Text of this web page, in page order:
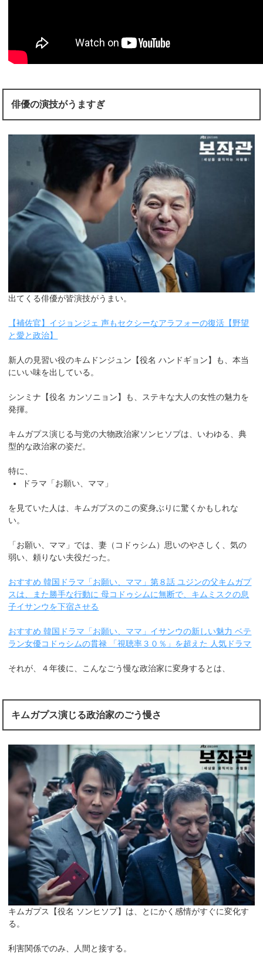
俳優の演技がうますぎ
出てくる俳優が皆演技がうまい。
【補佐官】イジョンジェ 声もセクシーなアラフォーの復活【野望
と愛と政治】
新人の見習い役のキムドンジュン【役名 ハンドギョン】も、本当
にいい味を出している。
シンミナ【役名 カンソニョン】も、ステキな大人の女性の魅力を
発揮。
キムガプス演じる与党の大物政治家ソンヒソプは、いわゆる、典
型的な政治家の姿だ。
特に、
ドラマ「お願い、ママ」
を見ていた人は、キムガプスのこの変身ぶりに驚くかもしれな
い。
「お願い、ママ」では、妻（コドゥシム）思いのやさしく、気の
弱い、頼りない夫役だった。
おすすめ 韓国ドラマ「お願い、ママ」第８話 ユジンの父キムガプ
スは、また勝手な行動に 母コドゥシムに無断で、キムミスクの息
子イサンウを下宿させる
おすすめ 韓国ドラマ「お願い、ママ」イサンウの新しい魅力 ベテ
ラン女優コドゥシムの貫禄 「視聴率３０％」を超えた 人気ドラマ
それが、４年後に、こんなごう慢な政治家に変身するとは、
キムガプス演じる政治家のごう慢さ
キムガプス【役名 ソンヒソプ】は、とにかく感情がすぐに変化す
る。
利害関係でのみ、人間と接する。